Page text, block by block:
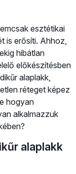
esztétikai
is erősíti. Ahhoz,
hibátlan
előkészítésben
alaplakk,
réteget képez
hogyan
alkalmazzuk
alaplakk